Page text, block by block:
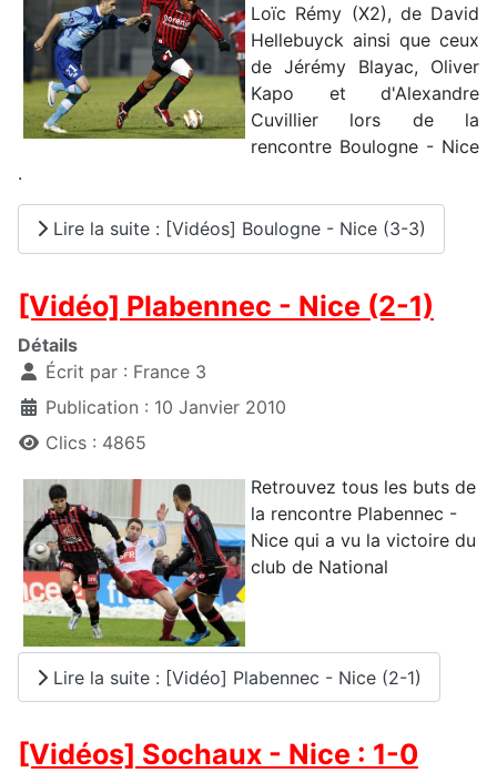
Loïc Rémy (X2), de David
Hellebuyck ainsi que ceux
de Jérémy Blayac, Oliver
Kapo et d'Alexandre
Cuvillier lors de la
rencontre Boulogne - Nice
.
Lire la suite : [Vidéos] Boulogne - Nice (3-3)
[Vidéo] Plabennec - Nice (2-1)
Détails
Écrit par : France 3
Publication : 10 Janvier 2010
Clics : 4865
Retrouvez tous les buts de
la rencontre Plabennec -
Nice qui a vu la victoire du
club de National
Lire la suite : [Vidéo] Plabennec - Nice (2-1)
[Vidéos] Sochaux - Nice : 1-0